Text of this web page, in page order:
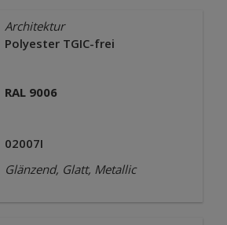
Architektur
Polyester TGIC-frei
RAL 9006
02007I
Glänzend, Glatt, Metallic